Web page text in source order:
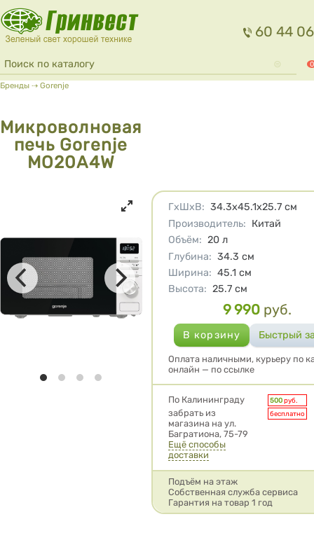
Перейти к основному содержанию
60 44 06
Форма поиска
Поиск 0
Вы здесь
Бренды ⇢ Gorenje
Микроволновая
печь Gorenje
MO20A4W
Характеристики
ГхШхВ: 34.3х45.1х25.7 см
Производитель: Китай
Объём: 20 л
Глубина: 34.3 см
Ширина: 45.1 см
Высота: 25.7 см
Цена
9 990 руб.
Оплата наличными, курьеру по
онлайн — по ссылке
Условия доставки
По Калининграду 500 руб.
забрать из
магазина на ул.
Багратиона, 75-79
бесплатно
Ещё способы
доставки
Подъём на этаж
Собственная служба сервиса
Гарантия на товар 1 год